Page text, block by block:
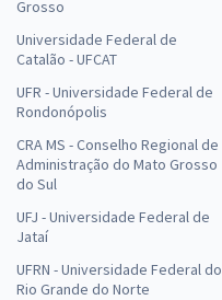
Grosso
Universidade Federal de
Catalão - UFCAT
UFR - Universidade Federal de
Rondonópolis
CRA MS - Conselho Regional de
Administração do Mato Grosso
do Sul
UFJ - Universidade Federal de
Jataí
UFRN - Universidade Federal do
Rio Grande do Norte